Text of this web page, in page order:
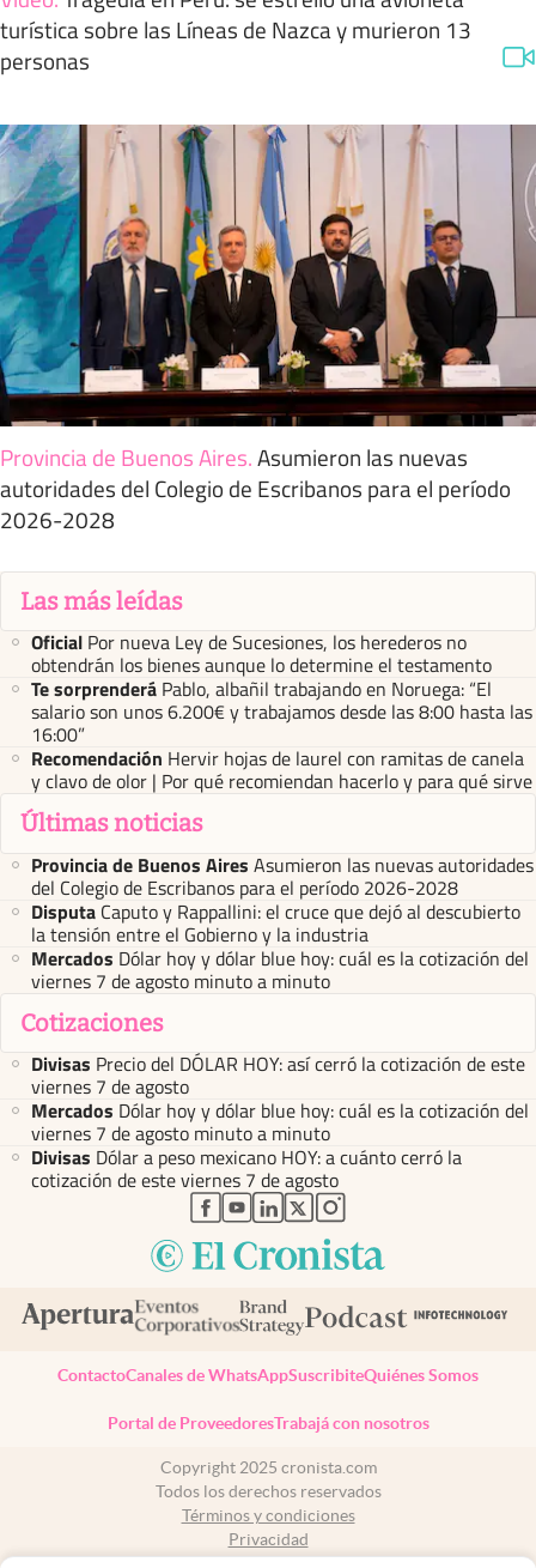
turística sobre las Líneas de Nazca y murieron 13
personas
Provincia de Buenos Aires.Asumieron las nuevas
autoridades del Colegio de Escribanos para el período
2026-2028
Las más leídas
Oficial Por nueva Ley de Sucesiones, los herederos no
obtendrán los bienes aunque lo determine el testamento
Te sorprenderá Pablo, albañil trabajando en Noruega: “El
salario son unos 6.200€ y trabajamos desde las 8:00 hasta las
16:00”
Recomendación Hervir hojas de laurel con ramitas de canela
y clavo de olor | Por qué recomiendan hacerlo y para qué sirve
Últimas noticias
Provincia de Buenos Aires Asumieron las nuevas autoridades
del Colegio de Escribanos para el período 2026-2028
Disputa Caputo y Rappallini: el cruce que dejó al descubierto
la tensión entre el Gobierno y la industria
Mercados Dólar hoy y dólar blue hoy: cuál es la cotización del
viernes 7 de agosto minuto a minuto
Cotizaciones
Divisas Precio del DÓLAR HOY: así cerró la cotización de este
viernes 7 de agosto
Mercados Dólar hoy y dólar blue hoy: cuál es la cotización del
viernes 7 de agosto minuto a minuto
Divisas Dólar a peso mexicano HOY: a cuánto cerró la
cotización de este viernes 7 de agosto
abre en nueva pestaña
abre en nueva pestaña
abre en nueva pestaña
abre en nueva pestaña
abre en nueva pestaña
ContactoCanales de WhatsAppSuscribiteQuiénes Somos
Portal de ProveedoresTrabajá con nosotros
Copyright 2025 cronista.com
Todos los derechos reservados
Términos y condiciones
Privacidad